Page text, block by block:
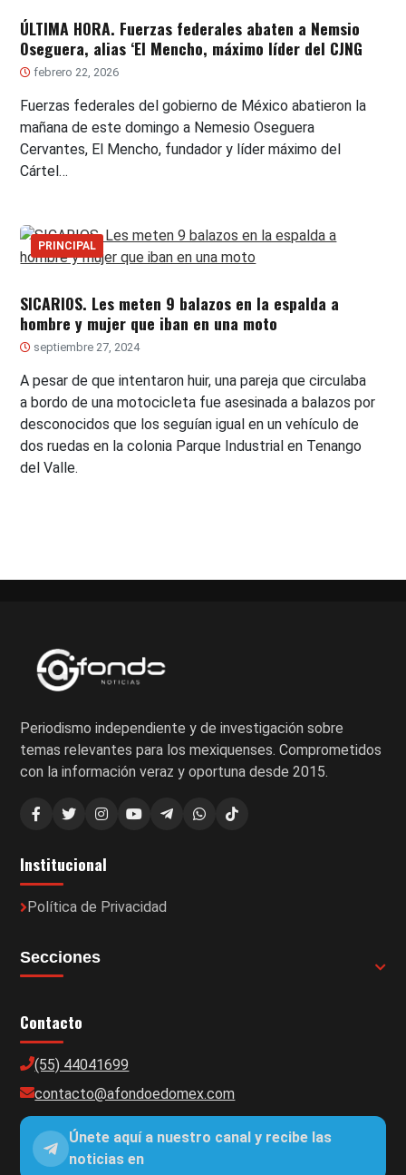
ÚLTIMA HORA. Fuerzas federales abaten a Nemsio
Oseguera, alias ‘El Mencho, máximo líder del CJNG
febrero 22, 2026
Fuerzas federales del gobierno de México abatieron la
mañana de este domingo a Nemesio Oseguera
Cervantes, El Mencho, fundador y líder máximo del
Cártel…
PRINCIPAL
SICARIOS. Les meten 9 balazos en la espalda a
hombre y mujer que iban en una moto
septiembre 27, 2024
A pesar de que intentaron huir, una pareja que circulaba
a bordo de una motocicleta fue asesinada a balazos por
desconocidos que los seguían igual en un vehículo de
dos ruedas en la colonia Parque Industrial en Tenango
del Valle.
Periodismo independiente y de investigación sobre
temas relevantes para los mexiquenses. Comprometidos
con la información veraz y oportuna desde 2015.
Institucional
Política de Privacidad
Secciones
Contacto
(55) 44041699
contacto@afondoedomex.com
Únete aquí a nuestro canal y recibe las
noticias en